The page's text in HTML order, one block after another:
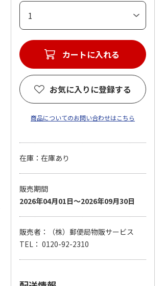
カートに入れる
お気に入りに登録する
商品についてのお問い合わせはこちら
在庫：在庫あり
販売期間
2026年04月01日～2026年09月30日
販売者：（株）郵便局物販サービス
TEL： 0120-92-2310